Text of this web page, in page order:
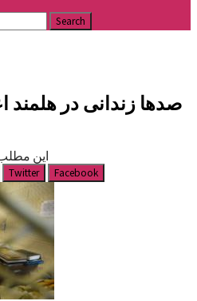
صدها زندانی در هلمند
این
Twitter Facebook